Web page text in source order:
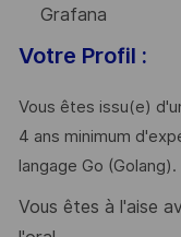
Grafana
Votre Profil :
Vous êtes issu(e)
4 ans minimum
langage Go (Golang).
Vous êtes à l'aise